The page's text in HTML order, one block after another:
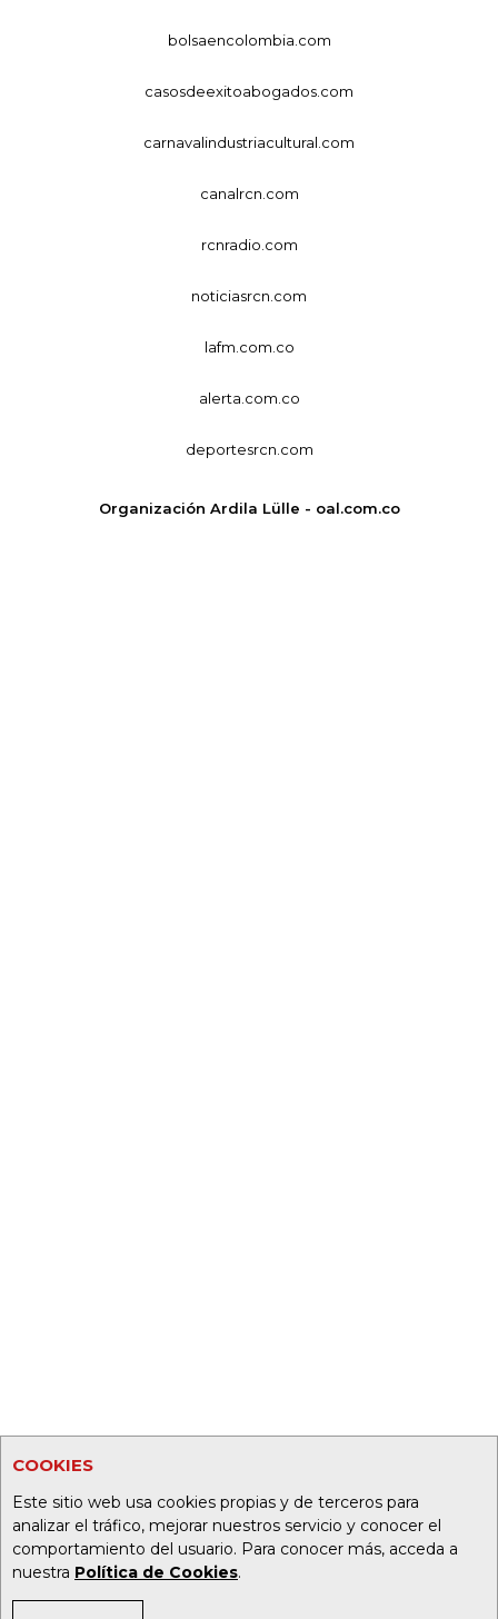
COOKIES
Este sitio web usa cookies propias y de terceros para
analizar el tráfico, mejorar nuestros servicio y conocer el
comportamiento del usuario. Para conocer más, acceda a
nuestra Política de Cookies.
bolsaencolombia.com
casosdeexitoabogados.com
carnavalindustriacultural.com
canalrcn.com
rcnradio.com
noticiasrcn.com
lafm.com.co
alerta.com.co
deportesrcn.com
Organización Ardila Lülle - oal.com.co